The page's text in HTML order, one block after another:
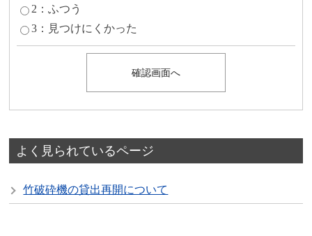
2：ふつう
3：見つけにくかった
よく見られているページ
竹破砕機の貸出再開について